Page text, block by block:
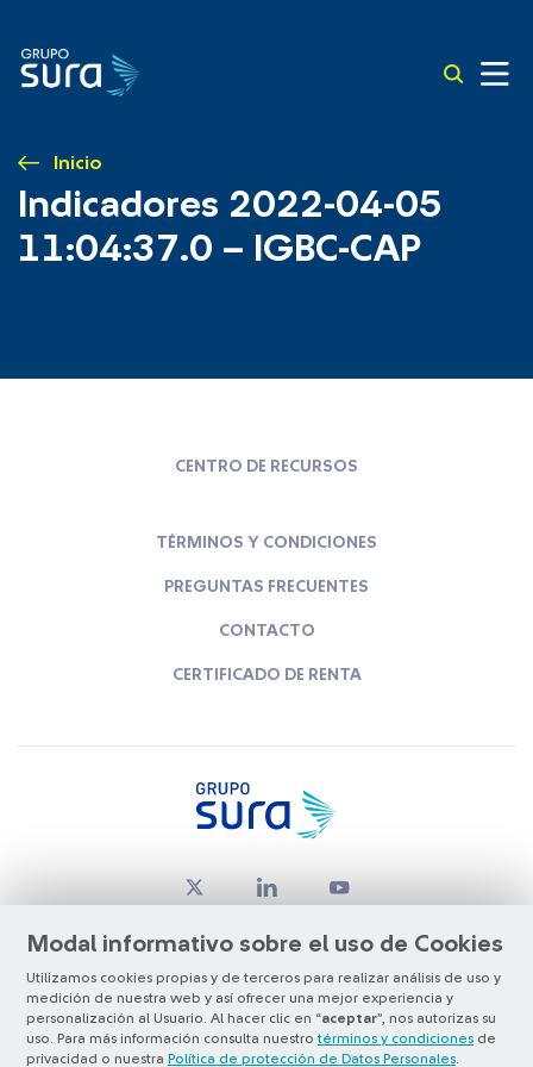
Inicio
Indicadores 2022-04-05
11:04:37.0 – IGBC-CAP
Modal informativo sobre el uso de Cookies
Utilizamos cookies propias y de terceros para realizar análisis de uso y
medición de nuestra web y así ofrecer una mejor experiencia y
personalización al Usuario. Al hacer clic en “aceptar”, nos autorizas su
uso. Para más información consulta nuestro términos y condiciones de
privacidad o nuestra Política de protección de Datos Personales
CENTRO DE RECURSOS
TÉRMINOS Y CONDICIONES
PREGUNTAS FRECUENTES
CONTACTO
CERTIFICADO DE RENTA
© Copyright Grupo SURA 2026